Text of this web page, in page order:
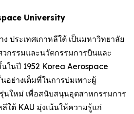
University
ง ประเทศเกาหลีใต้ เป็นมหาวิทยาลัย
กรรมและนวัตกรรมการบินและ
ในปี 1952 Korea Aerospace
อย่างเต็มที่ในการบ่มเพาะผู้
นใหม่ เพื่อสนับสนุนอุตสาหกรรมการ
ใต้ KAU มุ่งเน้นให้ความรู้แก่